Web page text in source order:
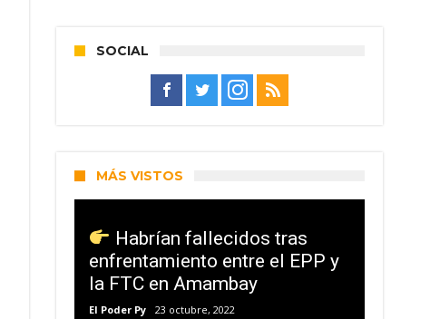
SOCIAL
MÁS VISTOS
Habrían fallecidos tras
enfrentamiento entre el EPP y
la FTC en Amambay
El Poder Py 23 octubre, 2022